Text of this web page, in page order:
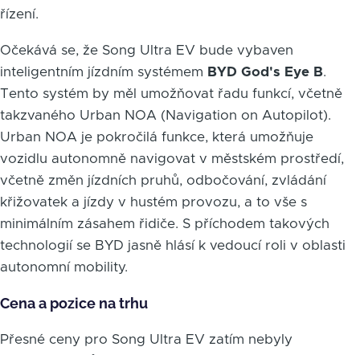
řízení.
Očekává se, že Song Ultra EV bude vybaven
inteligentním jízdním systémem BYD God's Eye B.
Tento systém by měl umožňovat řadu funkcí, včetně
takzvaného Urban NOA (Navigation on Autopilot).
Urban NOA je pokročilá funkce, která umožňuje
vozidlu autonomně navigovat v městském prostředí,
včetně změn jízdních pruhů, odbočování, zvládání
křižovatek a jízdy v hustém provozu, a to vše s
minimálním zásahem řidiče. S příchodem takových
technologií se BYD jasně hlásí k vedoucí roli v oblasti
autonomní mobility.
Cena a pozice na trhu
Přesné ceny pro Song Ultra EV zatím nebyly